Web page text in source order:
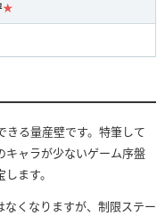
★
きる量産壁です。特筆して
キャラが少ないゲーム序盤
ます。
くなりますが、制限ステー